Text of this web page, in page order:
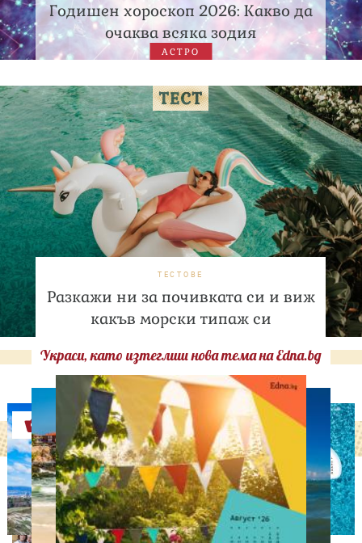
Годишен хороскоп 2026: Какво да
очаква всяка зодия
АСТРО
ТЕСТОВЕ
Разкажи ни за почивката си и виж
какъв морски типаж си
Украси, като изтеглиш нова тема на Edna.bg
Оферти
СВОБОДНО ВРЕМЕ
Ново бебе в кралското
семейство